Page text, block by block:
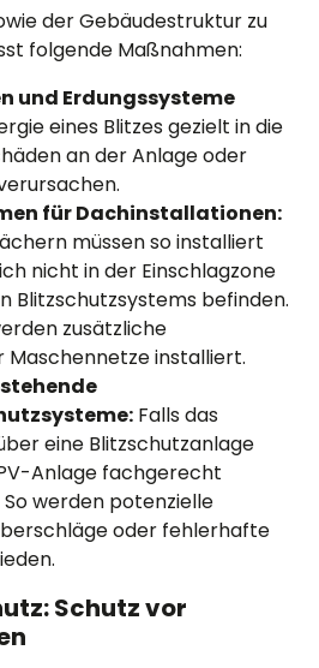
der Gebäudestruktur zu
folgende Maßnahmen:
und Erdungssysteme
eines Blitzes gezielt in die
an der Anlage oder
für Dachinstallationen:
müssen so installiert
nicht in der Einschlagzone
Blitzschutzsystems befinden.
zusätzliche
Maschennetze installiert.
Falls das
eine Blitzschutzanlage
Anlage fachgerecht
werden potenzielle
oder fehlerhafte
Schutz vor